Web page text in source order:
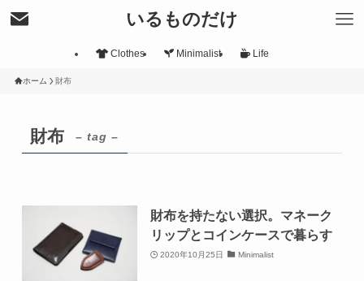
いるものだけ
Clothes Minimalist Life
ホーム 財布
財布 – tag –
財布を持たない選択。マネーク
リップとコインケースで暮らす
2020年10月25日 Minimalist